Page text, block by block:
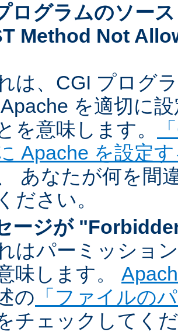
ログラムのソー
Method Not
は、CGI プログ
を適切に
を意味します。
Apache を設定
あなたが何を間
ださい。
ージが
はパーミッショ
味します。
の 「ファイルの
チェックしてく